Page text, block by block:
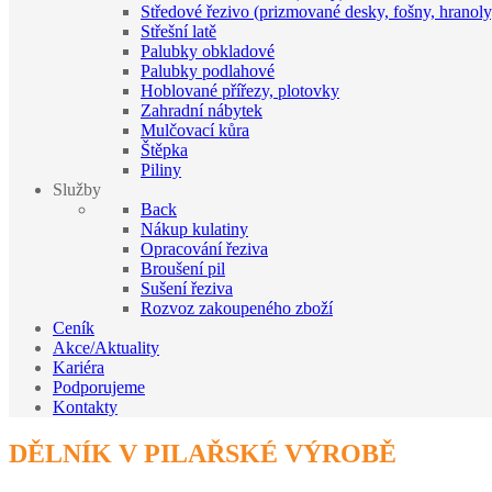
Středové řezivo (prizmované desky, fošny,
Střešní latě
Palubky obkladové
Palubky podlahové
Hoblované přířezy, plotovky
Zahradní nábytek
Mulčovací kůra
Štěpka
Piliny
Služby
Back
Nákup kulatiny
Opracování řeziva
Broušení pil
Sušení řeziva
Rozvoz zakoupeného zboží
Ceník
Akce/Aktuality
Kariéra
Podporujeme
Kontakty
DĚLNÍK V PILAŘSKÉ VÝROBĚ